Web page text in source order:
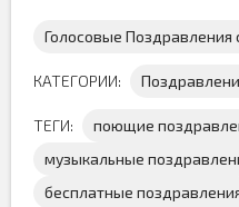
Новое видео
именинника. Если вам
Голосовые
КАТЕГОРИИ:
ТЕГИ:
поющие
музыкальные
бесплатные